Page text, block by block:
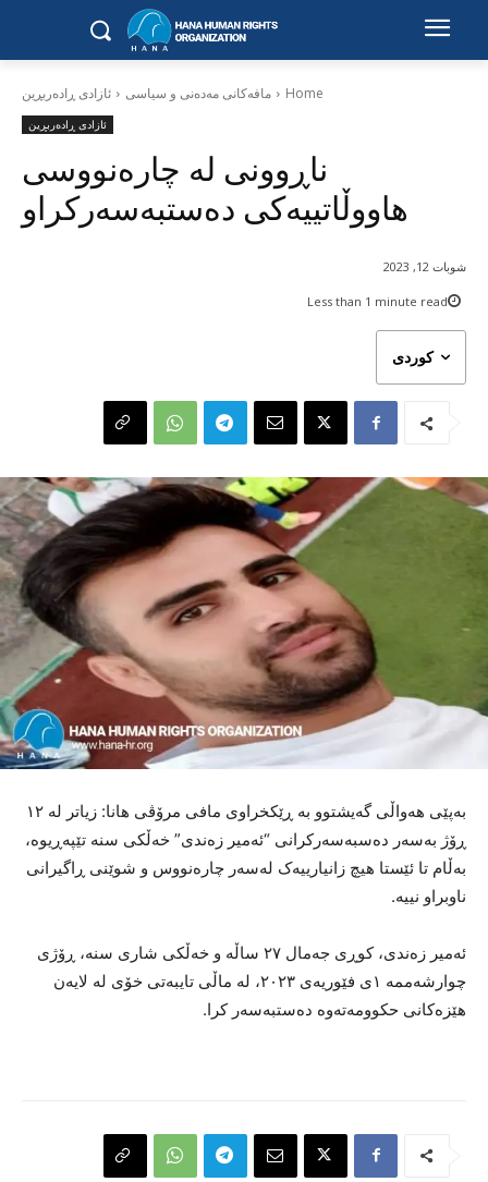
Home مافەکانی مەدەنی و سیاسی ئازادی ڕادەربڕین
ئازادی ڕادەربڕین
ناڕوونی لە چارەنووسی
هاووڵاتییەکی دەستبەسەرکراو
شوبات 12, 2023
Less than 1 minute read
کوردی
بەپێی هەواڵی گەیشتوو بە ڕێکخراوی مافی مرۆڤی هانا: زیاتر لە ١٢
ڕۆژ بەسەر دەسبەسەرکرانی “ئەمیر زەندی” خەڵکی سنە تێپەڕیوە،
بەڵام تا ئێستا هیچ زانیارییەک لەسەر چارەنووس و شوێنی ڕاگیرانی
ناوبراو نییە.
ئەمیر زەندی، کوڕی جەمال ٢٧ ساڵە و خەڵکی شاری سنە، ڕۆژی
چوارشەممە ١ی فێوریەی ٢٠٢٣، لە ماڵی تایبەتی خۆی لە لایەن
هێزەکانی حکوومەتەوە دەستبەسەر کرا.